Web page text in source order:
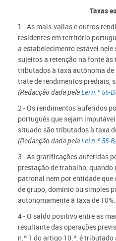
Taxas
1 - As mais-valias e outros
residentes em território
a estabelecimento estável nele
sujeitos a retenção na fonte
tributados à taxa autónoma de
trate de rendimentos prediais,
(Redacção dada pelaLei n.º 55-
2 - Os rendimentos auferidos
português que sejam
situado são tributados à taxa
(Redacção dada pelaLei n.º 55-
3 - As gratificações auferidas
prestação de trabalho,
patronal nem por entidade
de grupo, domínio ou simples
autonomamente à taxa de 10%.
4 - O saldo positivo entre as
resultante das operações
n.º 1 do artigo 10.º, é tributado